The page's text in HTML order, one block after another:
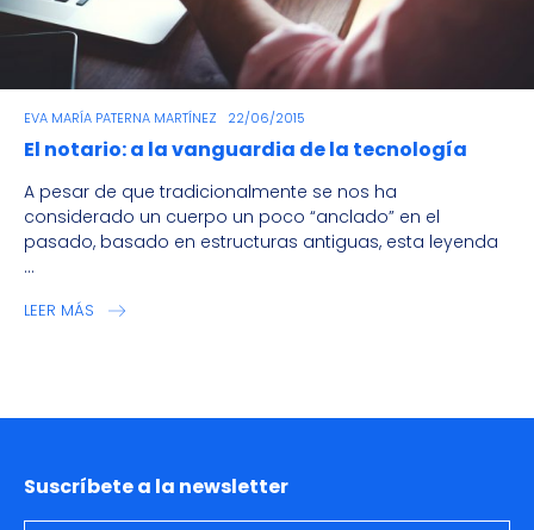
EVA MARÍA PATERNA MARTÍNEZ 22/06/2015
El notario: a la vanguardia de la tecnología
A pesar de que tradicionalmente se nos ha
considerado un cuerpo un poco “anclado” en el
pasado, basado en estructuras antiguas, esta leyenda
...
LEER MÁS
Suscríbete a la newsletter